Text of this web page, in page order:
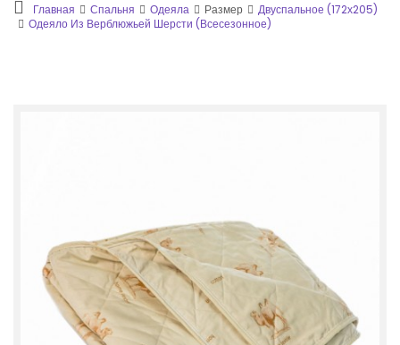
Главная Спальня Одеяла Размер
Двуспальное (172х205)
Одеяло Из Верблюжьей Шерсти (всесезонное)